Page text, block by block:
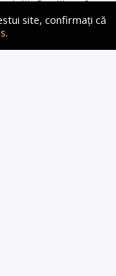
Copiii au fost
site, confirmați că
.